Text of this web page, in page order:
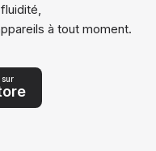
à tout moment.